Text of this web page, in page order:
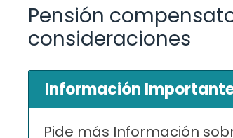
Pensión
consideraciones
Información
Pide más Información